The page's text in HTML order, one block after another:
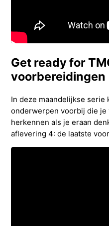
Get ready for
voorbereidingen
In deze maandelijkse serie
onderwerpen voorbij die je
herkennen als je eraan
aflevering 4: de laatste